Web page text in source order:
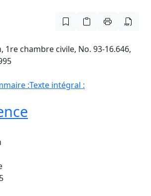
1re chambre civile, No. 93-16.646,
:Texte intégral :